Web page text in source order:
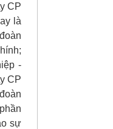
CP
là
-
CP
sự